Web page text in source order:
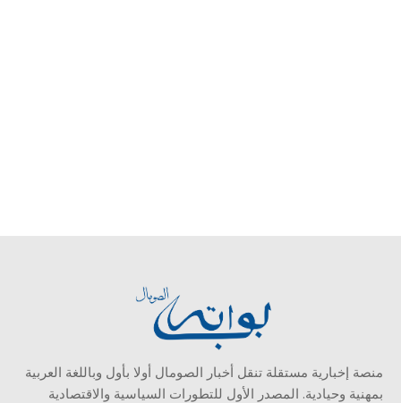
منصة إخبارية مستقلة تنقل أخبار الصومال أولا بأول وباللغة العربية
بمهنية وحيادية. المصدر الأول للتطورات السياسية والاقتصادية